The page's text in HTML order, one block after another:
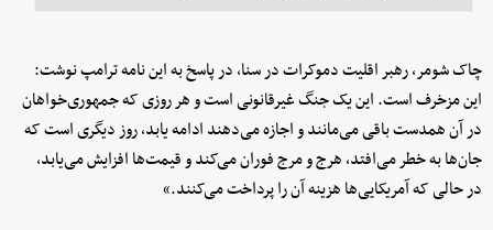
چاک شومر، رهبر اقلیت دموکرات در سنا، در پاسخ به این نامه ترامپ نوشت:
این مزخرف است. این یک جنگ غیرقانونی است و هر روزی که جمهوری‌خواهان
در آن همدست باقی می‌مانند و اجازه می‌دهند ادامه یابد، روز دیگری است که
جان‌ها به خطر می‌افتد، هرج و مرج فوران می‌کند و قیمت‌ها افزایش می‌یابد،
در حالی که آمریکایی‌ها هزینه آن را پرداخت می‌کنند.»